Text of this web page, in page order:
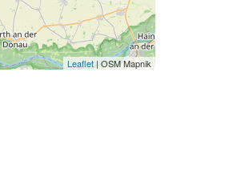
Leaflet| OSM Mapnik